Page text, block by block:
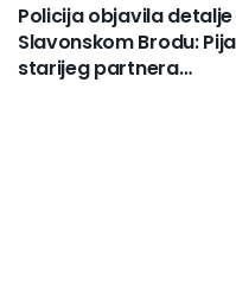
Policija objavila
Slavonskom Brodu:
starijeg partnera…